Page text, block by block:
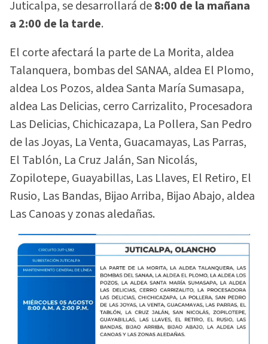
Juticalpa, se desarrollará de8:00 de la mañana
a 2:00 de la tarde.
El corte afectará la parte de La Morita, aldea
Talanquera, bombas del SANAA, aldea El Plomo,
aldea Los Pozos, aldea Santa María Sumasapa,
aldea Las Delicias, cerro Carrizalito, Procesadora
Las Delicias, Chichicazapa, La Pollera, San Pedro
de las Joyas, La Venta, Guacamayas, Las Parras,
El Tablón, La Cruz Jalán, San Nicolás,
Zopilotepe, Guayabillas, Las Llaves, El Retiro, El
Rusio, Las Bandas, Bijao Arriba, Bijao Abajo, aldea
Las Canoas y zonas aledañas.